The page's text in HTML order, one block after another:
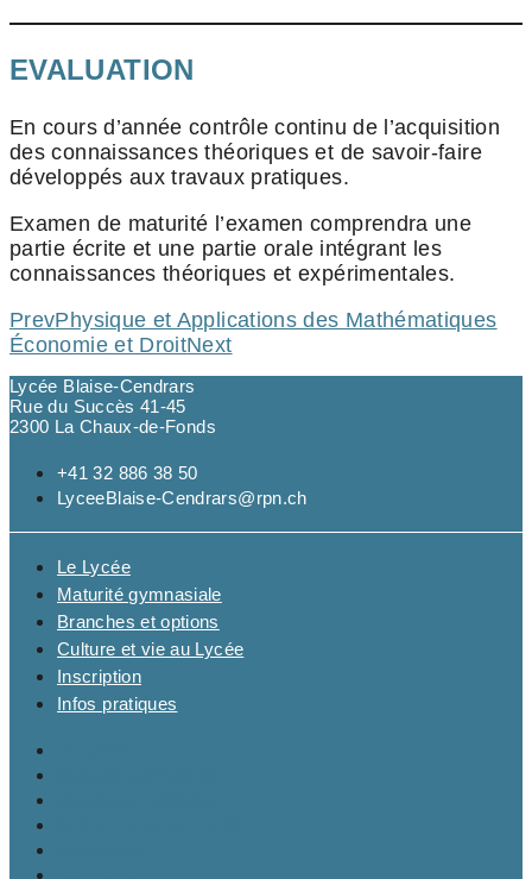
EVALUATION
En cours d’année contrôle continu de l’acquisition
des connaissances théoriques et de savoir-faire
développés aux travaux pratiques.
Examen de maturité l’examen comprendra une
partie écrite et une partie orale intégrant les
connaissances théoriques et expérimentales.
PrevPhysique et Applications des Mathématiques
Économie et DroitNext
Lycée Blaise-Cendrars
Rue du Succès 41-45
2300 La Chaux-de-Fonds
+41 32 886 38 50
LyceeBlaise-Cendrars@rpn.ch
Le Lycée
Maturité gymnasiale
Branches et options
Culture et vie au Lycée
Inscription
Infos pratiques